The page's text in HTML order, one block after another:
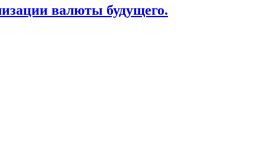
валюты будущего.